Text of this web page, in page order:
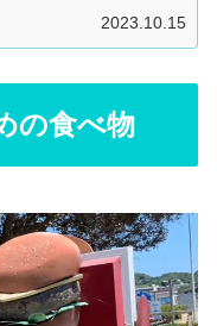
2023.10.15
の食べ物